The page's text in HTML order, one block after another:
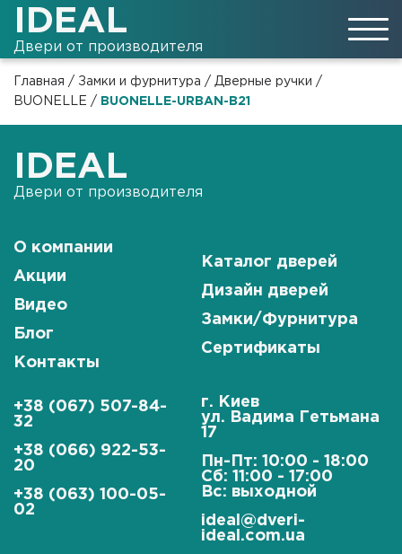
IDEAL
Двери от производителя
Главная / Замки и фурнитура / Дверные ручки /
BUONELLE / BUONELLE-URBAN-B21
IDEAL
Двери от производителя
О компании
Акции
Видео
Блог
Контакты
Каталог дверей
Дизайн дверей
Замки/Фурнитура
Сертификаты
+38 (067) 507-84-
32
+38 (066) 922-53-
20
+38 (063) 100-05-
02
г. Киев
ул. Вадима Гетьмана
17
Пн-Пт: 10:00 - 18:00
Сб: 11:00 - 17:00
Вс: выходной
ideal@dveri-
ideal.com.ua